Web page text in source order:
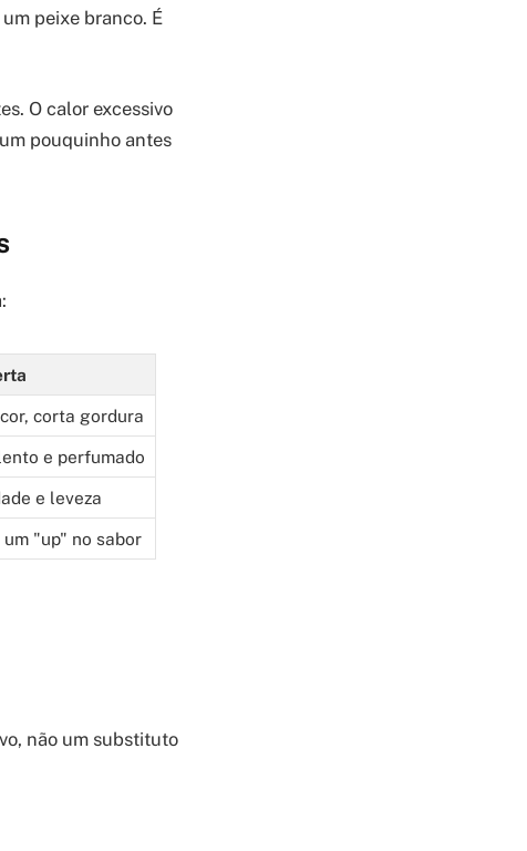
peixe branco. É
O calor excessivo
pouquinho antes
corta gordura
e perfumado
e leveza
"up" no sabor
não um substituto